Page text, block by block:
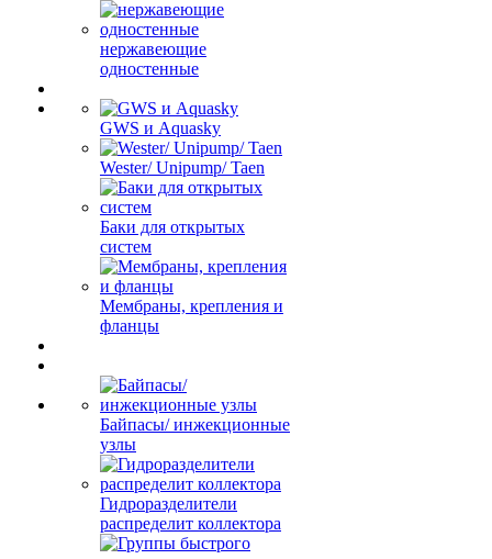
нержавеющие
одностенные
GWS и Aquasky
Wester/ Unipump/ Taen
Баки для открытых
систем
Мембраны, крепления и
фланцы
Байпасы/ инжекционные
узлы
Гидроразделители
распределит коллектора